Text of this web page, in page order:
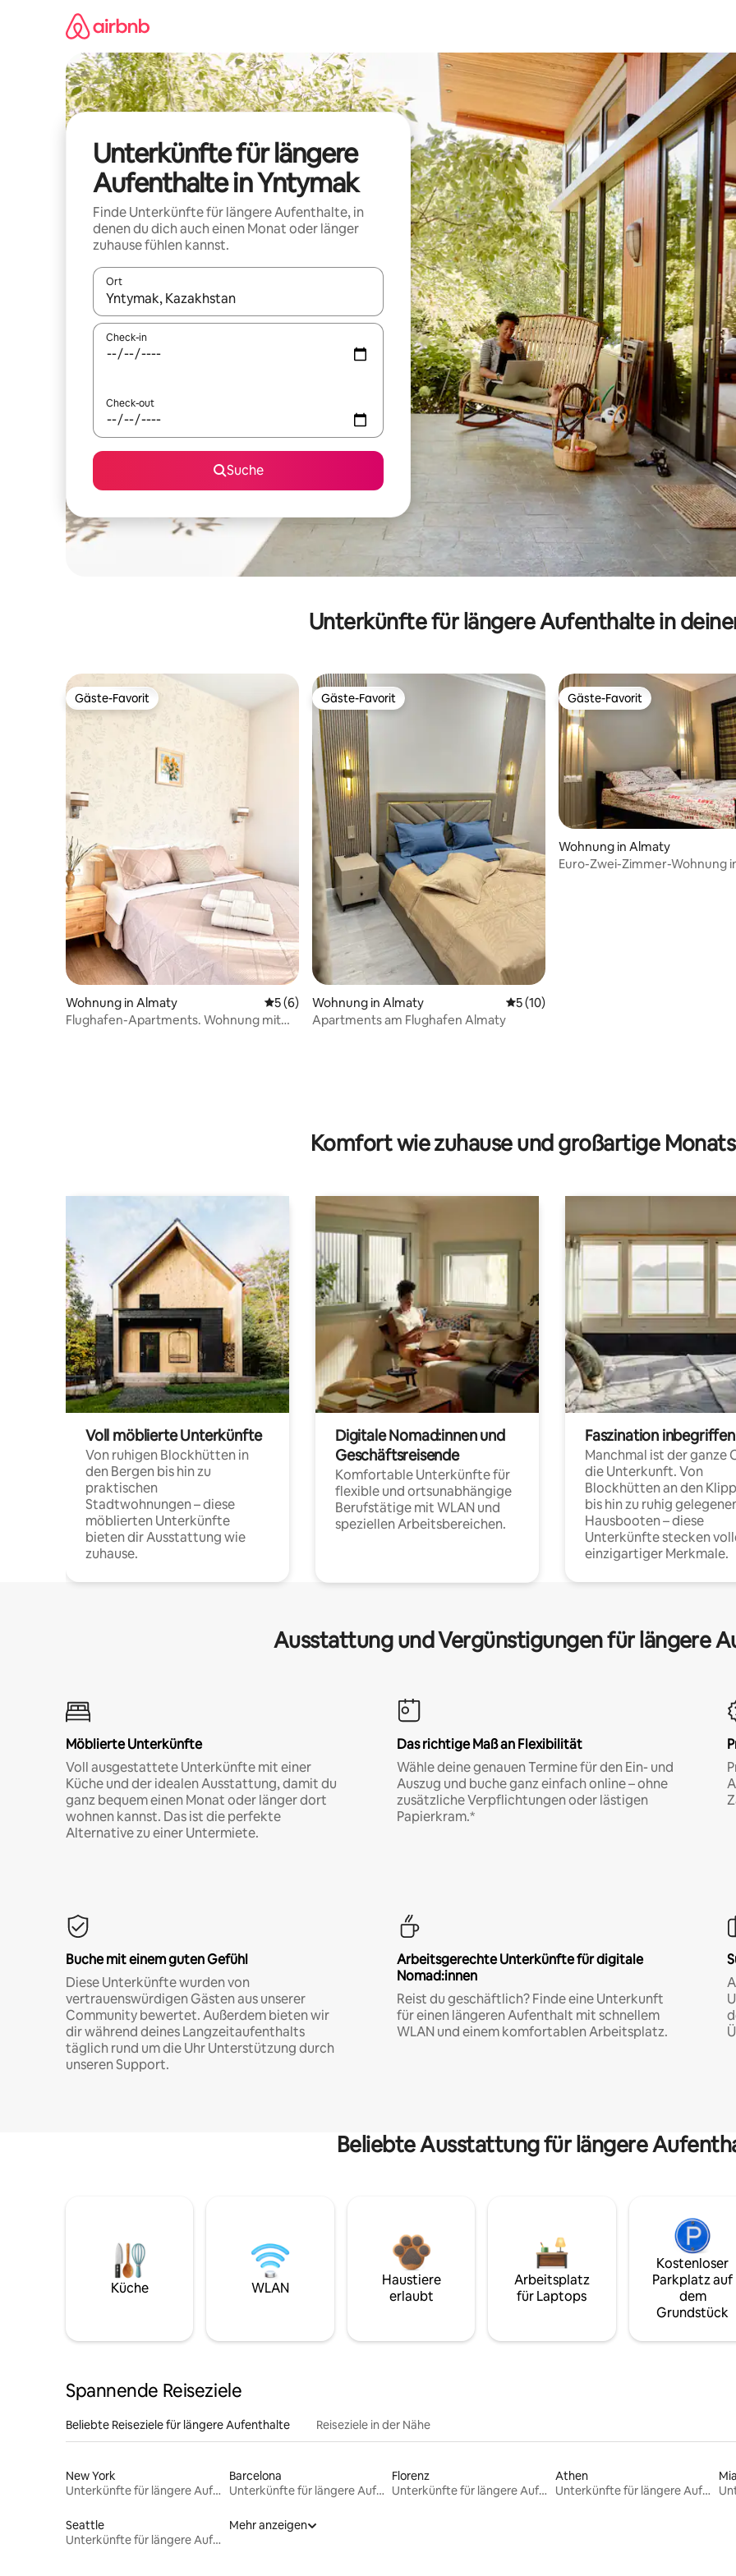
Unterkünfte für längere
Aufenthalte in Yntymak
Finde Unterkünfte für längere Aufenthalte, in
denen du dich auch einen Monat oder länger
zuhause fühlen kannst.
Ort
Wenn Ergebnisse verfügbar sind, navigiere mit den Pfeiltasten nach oben und unten oder erkunde die Ergebnisse
Check-in
Check-out
Suche
Unterkünfte für längere Aufenthalte in
Gäste-Favorit
Gäste-Favorit
Wohnung in Almaty Durchschnittliche Bewertung: 5 von 5, 6 Bewertungen
5 (6)
Flughafen-Apartments. Wohnung mit
Gäste-Favorit
Gäste-Favorit
Wohnung in Almaty Durchschnittliche Bewertung: 5 von 5,
5 (10)
Apartments am Flughafen Almaty
Gäste-Favorit
Gäste-Favorit
Wohnung in Almaty
Euro-Zwei-Zimmer-Wohnung
Komfort wie zuhause und großartige
Voll möblierte Unterkünfte
Von ruhigen Blockhütten in
den Bergen bis hin zu
praktischen
Stadtwohnungen – diese
möblierten Unterkünfte
bieten dir Ausstattung wie
zuhause.
Digitale Nomad:innen und
Geschäftsreisende
Komfortable Unterkünfte für
flexible und ortsunabhängige
Berufstätige mit WLAN und
speziellen Arbeitsbereichen.
Faszination inbegriffen
Manchmal ist der ganze
die Unterkunft. Von
Blockhütten an den
bis hin zu ruhig
Hausbooten – diese
Unterkünfte stecken
einzigartiger Merkmale.
Ausstattung und Vergünstigungen für längere
Möblierte Unterkünfte
Voll ausgestattete Unterkünfte mit einer
Küche und der idealen Ausstattung, damit du
ganz bequem einen Monat oder länger dort
wohnen kannst. Das ist die perfekte
Alternative zu einer Untermiete.
Das richtige Maß an Flexibilität
Wähle deine genauen Termine für den Ein- und
Auszug und buche ganz einfach online – ohne
zusätzliche Verpflichtungen oder lästigen
Papierkram.*
Buche mit einem guten Gefühl
Diese Unterkünfte wurden von
vertrauenswürdigen Gästen aus unserer
Community bewertet. Außerdem bieten wir
dir während deines Langzeitaufenthalts
täglich rund um die Uhr Unterstützung durch
unseren Support.
Arbeitsgerechte Unterkünfte für digitale
Nomad:innen
Reist du geschäftlich? Finde eine Unterkunft
für einen längeren Aufenthalt mit schnellem
WLAN und einem komfortablen Arbeitsplatz.
Beliebte Ausstattung für längere
Küche WLAN
Haustiere
erlaubt
Arbeitsplatz
für Laptops
Kostenloser
Parkplatz auf
dem
Grundstück
Spannende Reiseziele
Beliebte Reiseziele für längere Aufenthalte Reiseziele in der Nähe
New York
Unterkünfte für längere Aufenthalte
Barcelona
Unterkünfte für längere Aufenthalte
Florenz
Unterkünfte für längere Aufenthalte
Athen
Unterkünfte für längere Aufenthalte
Seattle
Unterkünfte für längere Aufenthalte
Mehr anzeigen